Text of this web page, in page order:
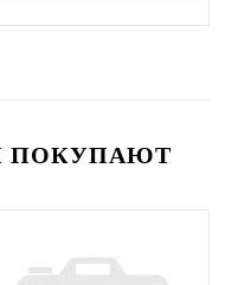
ПОКУПАЮТ